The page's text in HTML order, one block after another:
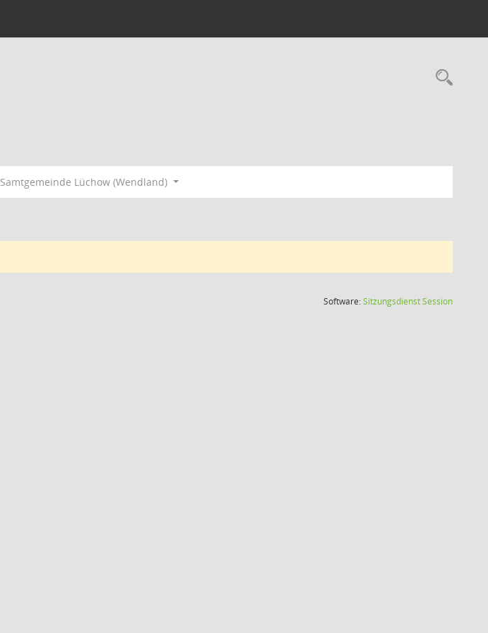
Samtgemeinde Lüchow (Wendland)
Software:SitzungsdienstSession(Wird in